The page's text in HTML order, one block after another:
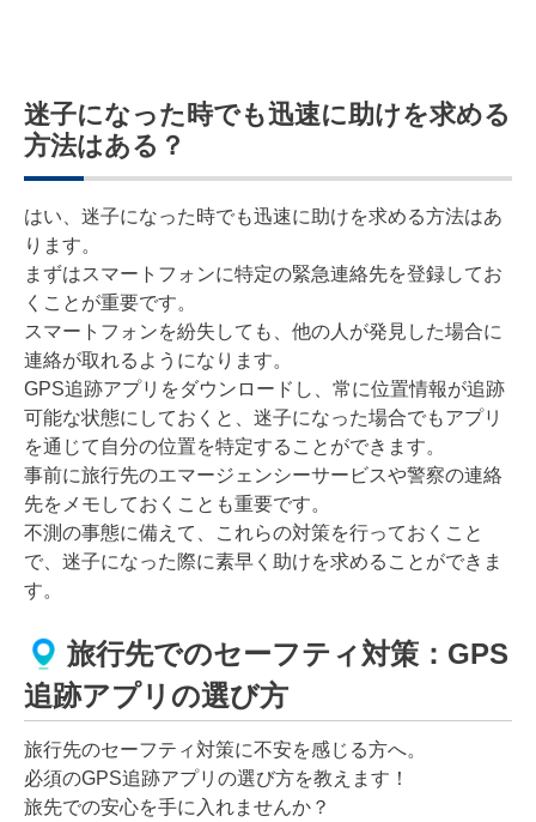
迷子になった時でも迅速に助けを求める
方法はある？
はい、迷子になった時でも迅速に助けを求める方法はあ
ります。
まずはスマートフォンに特定の緊急連絡先を登録してお
くことが重要です。
スマートフォンを紛失しても、他の人が発見した場合に
連絡が取れるようになります。
GPS追跡アプリをダウンロードし、常に位置情報が追跡
可能な状態にしておくと、迷子になった場合でもアプリ
を通じて自分の位置を特定することができます。
事前に旅行先のエマージェンシーサービスや警察の連絡
先をメモしておくことも重要です。
不測の事態に備えて、これらの対策を行っておくこと
で、迷子になった際に素早く助けを求めることができま
す。
旅行先でのセーフティ対策：GPS
追跡アプリの選び方
旅行先のセーフティ対策に不安を感じる方へ。
必須のGPS追跡アプリの選び方を教えます！
旅先での安心を手に入れませんか？